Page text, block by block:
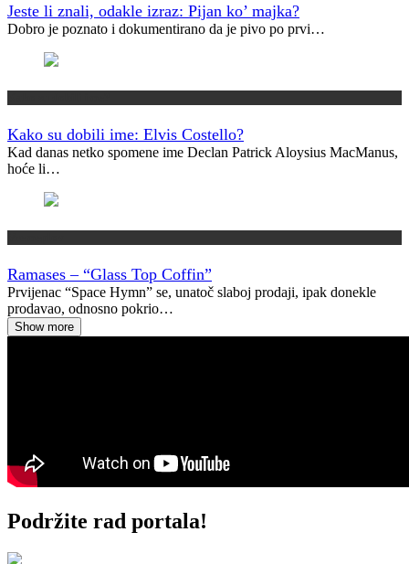
Jeste li znali, odakle izraz: Pijan ko’ majka?
Dobro je poznato i dokumentirano da je pivo po prvi…
Kako su dobili ime: Elvis Costello?
Kad danas netko spomene ime Declan Patrick Aloysius MacManus,
hoće li…
Ramases – “Glass Top Coffin”
Prvijenac “Space Hymn” se, unatoč slaboj prodaji, ipak donekle
prodavao, odnosno pokrio…
Show more
Podržite rad portala!